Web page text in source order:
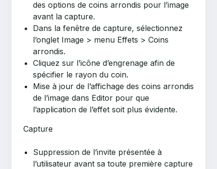
des options de coins arrondis pour l’image
avant la capture.
Dans la fenêtre de capture, sélectionnez
l’onglet Image > menu Effets > Coins
arrondis.
Cliquez sur l’icône d’engrenage afin de
spécifier le rayon du coin.
Mise à jour de l’affichage des coins arrondis
de l’image dans Editor pour que
l’application de l’effet soit plus évidente.
Capture
Suppression de l’invite présentée à
l’utilisateur avant sa toute première capture